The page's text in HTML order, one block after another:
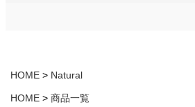
HOME Natural
HOME 商品一覧